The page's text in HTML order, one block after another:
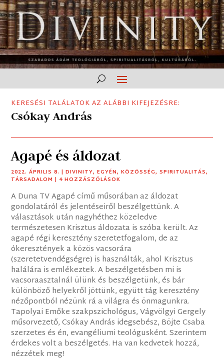
KERESÉSI TALÁLATOK AZ ALÁBBI KIFEJEZÉSRE:
Csókay András
Agapé és áldozat
2022. ÁPRILIS 8. |DIVINITY,EGYÉN,KÖZÖSSÉG,SPIRITUALITÁS,
TÁRSADALOM | 4 HOZZÁSZÓLÁSOK
A Duna TV Agapé című műsorában az áldozat
gondolatáról és jelentéseiről beszélgettünk. A
választások után nagyhéthez közeledve
természetesen Krisztus áldozata is szóba került. Az
agapé régi keresztény szeretetfogalom, de az
ókeresztények a közös vacsorára
(szeretetvendégségre) is használták, ahol Krisztus
halálára is emlékeztek. A beszélgetésben mi is
vacsoraasztalnál ülünk és beszélgetünk, és bár
különböző helyekről jöttünk, együtt tág keresztény
nézőpontból nézünk rá a világra és önmagunkra.
Tapolyai Emőke szakpszichológus, Vágvölgyi Gergely
műsorvezető, Csókay András idegsebész, Böjte Csaba
szerzetes és én, evangéliumi teológusként. Szerintem
érdekes volt a beszélgetés. Ha van kedvetek hozzá,
nézzétek meg!